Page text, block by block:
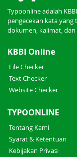
Typoonline adalah
pengecekan kata yang
dokumen, kalimat, dan
KBBI Online
File Checker
Text Checker
Website Checker
TYPOONLINE
Tentang Kami
Syarat & Ketentuan
Kebijakan Privasi